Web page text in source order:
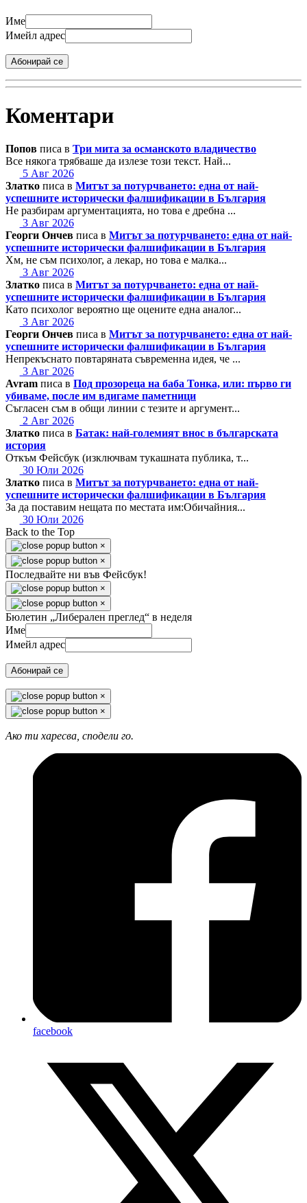
Име
Имейл адрес
Абонирай се
Коментари
Попов писа в Три мита за османското владичество
Все някога трябваше да излезе този текст. Най...
5 Авг 2026
Златко писа в Митът за потурчването: една от най-
успешните исторически фалшификации в България
Не разбирам аргументацията, но това е дребна ...
3 Авг 2026
Георги Ончев писа в Митът за потурчването: една от най-
успешните исторически фалшификации в България
Хм, не съм психолог, а лекар, но това е малка...
3 Авг 2026
Златко писа в Митът за потурчването: една от най-
успешните исторически фалшификации в България
Като психолог вероятно ще оцените една аналог...
3 Авг 2026
Георги Ончев писа в Митът за потурчването: една от най-
успешните исторически фалшификации в България
Непрекъснато повтаряната съвременна идея, че ...
3 Авг 2026
Avram писа в Под прозореца на баба Тонка, или: първо ги
убиваме, после им вдигаме паметници
Съгласен съм в общи линии с тезите и аргумент...
2 Авг 2026
Златко писа в Батак: най-големият внос в българската
история
Откъм Фейсбук (изключвам тукашната публика, т...
30 Юли 2026
Златко писа в Митът за потурчването: една от най-
успешните исторически фалшификации в България
За да поставим нещата по местата им:Обичайния...
30 Юли 2026
Back to the Top
×
×
Последвайте ни във Фейсбук!
×
×
Бюлетин „Либерален преглед“ в неделя
Име
Имейл адрес
Абонирай се
×
×
Ако ти харесва, сподели го.
facebook